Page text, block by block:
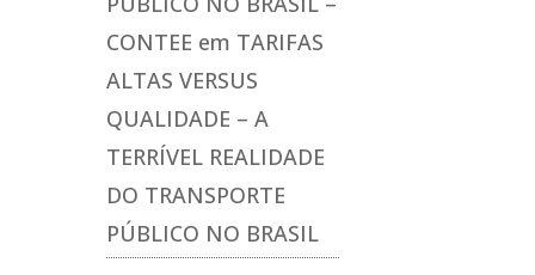
CONTEE em TARIFAS
ALTAS VERSUS
QUALIDADE – A
TERRÍVEL REALIDADE
DO TRANSPORTE
PÚBLICO NO BRASIL